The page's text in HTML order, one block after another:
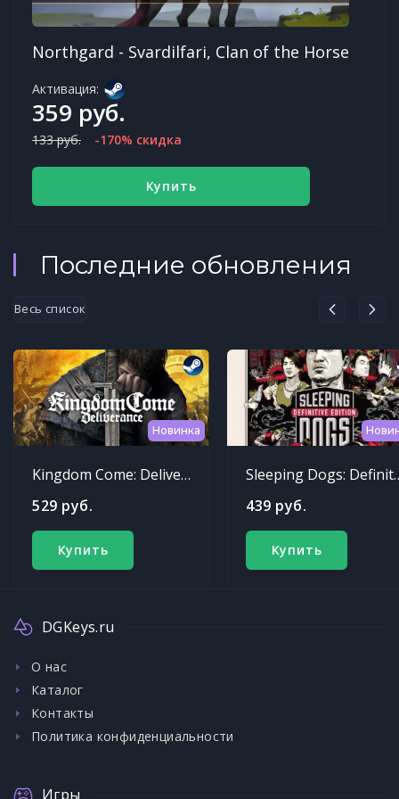
Northgard - Svardilfari, Clan of the Horse
Активация:
359 руб.
133 руб. -170% скидка
Купить
Последние обновления
Весь список
Новинка
Kingdom Come: Deliverance
529 руб.
Купить
Sleeping
439 руб.
Купить
DGKeys.ru
О нас
Каталог
Контакты
Политика конфиденциальности
Игры